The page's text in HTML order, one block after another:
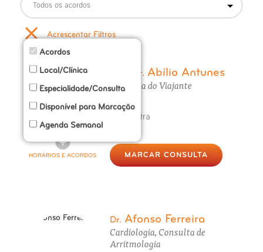
Todos os acordos
Acrescentar Filtros
Acordos
Local/Clínica
Especialidade/Consulta
Disponível para Marcação
Agenda Semanal
HORÁRIOS E ACORDOS
Prof. Dr. Abílio Antunes
Consulta do Viajante
Sintra
MARCAR CONSULTA
Dr. Afonso Ferreira
Cardiologia, Consulta de
Arritmologia